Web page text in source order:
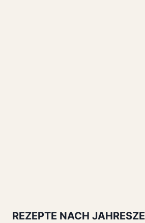
REZEPTE NACH